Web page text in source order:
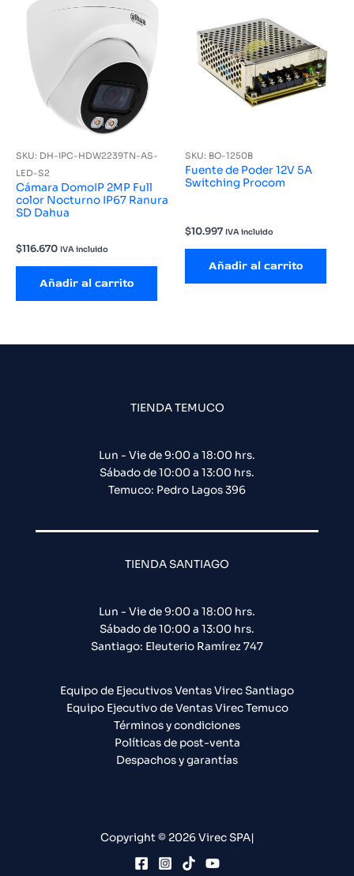
SKU: DH-IPC-HDW2239TN-AS-
LED-S2
Cámara DomoIP 2MP Full
color Nocturno IP67 Ranura
SD Dahua
$116.670 IVA incluido
Añadir al carrito
SKU: BO-1250B
Fuente de Poder 12V 5A
Switching Procom
$10.997 IVA incluido
Añadir al carrito
TIENDA TEMUCO
Lun - Vie de 9:00 a 18:00 hrs.
Sábado de 10:00 a 13:00 hrs.
Temuco: Pedro Lagos 396
TIENDA SANTIAGO
Lun - Vie de 9:00 a 18:00 hrs.
Sábado de 10:00 a 13:00 hrs.
Santiago: Eleuterio Ramírez 747​
Equipo de Ejecutivos Ventas Virec Santiago
Equipo Ejecutivo de Ventas Virec Temuco
Términos y condiciones
Políticas de post-venta
Despachos y garantías
Copyright © 2026 Virec SPA|